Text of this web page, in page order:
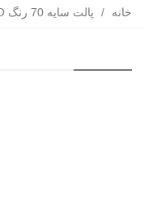
خانه / پالت سایه 70 رنگ IGOODCO مدل SUPER NUDE